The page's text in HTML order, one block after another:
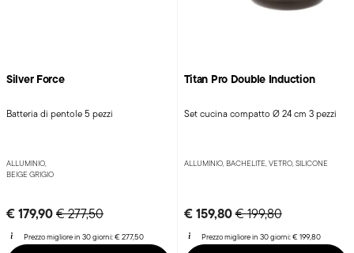
Silver Force
Batteria di pentole 5 pezzi
ALLUMINIO,
BEIGE GRIGIO
€ 179,90Price reduced from
€ 277,50to
Prezzo migliore in 30 giorni:€ 277,50
Titan Pro Double Induction
Set cucina compatto Ø 24 cm 3 pezzi
ALLUMINIO, BACHELITE, VETRO, SILICONE
€ 159,80Price reduced from
€ 199,80to
Prezzo migliore in 30 giorni:€ 199,80